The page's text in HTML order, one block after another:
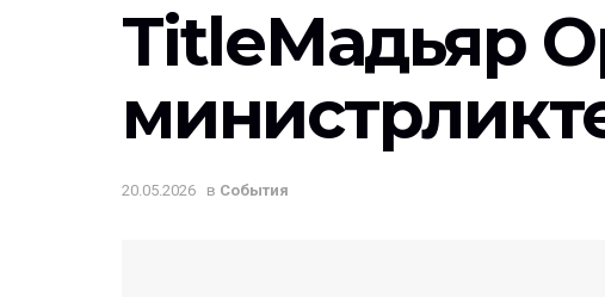
TitleМадьяр
20.05.2026 в События